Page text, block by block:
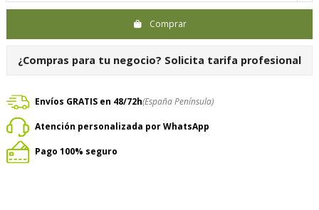
Comprar
¿Compras para tu negocio? Solicita tarifa profesional
Envíos GRATIS en 48/72h(España Península)
Atención personalizada por WhatsApp
Pago 100% seguro